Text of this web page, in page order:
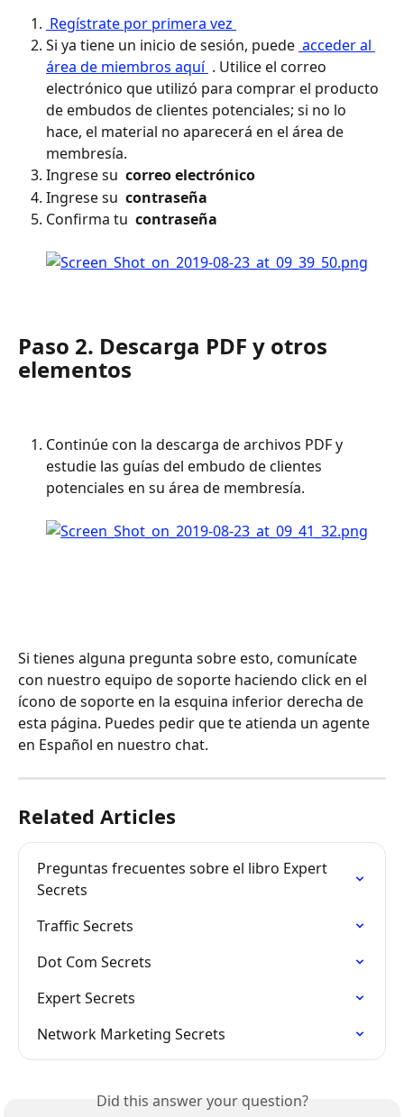
Regístrate por primera vez
Si ya tiene un inicio de sesión, puede acceder al
área de miembros aquí . Utilice el correo
electrónico que utilizó para comprar el producto
de embudos de clientes potenciales; si no lo
hace, el material no aparecerá en el área de
membresía.
Ingrese su correo electrónico
Ingrese su contraseña
Confirma tu contraseña
Paso 2. Descarga PDF y otros
elementos
Continúe con la descarga de archivos PDF y
estudie las guías del embudo de clientes
potenciales en su área de membresía.
Si tienes alguna pregunta sobre esto, comunícate
con nuestro equipo de soporte haciendo click en el
ícono de soporte en la esquina inferior derecha de
esta página. Puedes pedir que te atienda un agente
en Español en nuestro chat.
Related Articles
Preguntas frecuentes sobre el libro Expert
Secrets
Traffic Secrets
Dot Com Secrets
Expert Secrets
Network Marketing Secrets
Did this answer your question?